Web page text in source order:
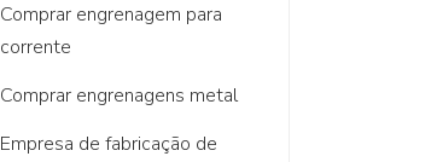
Comprar engrenagem para
corrente
Comprar engrenagens metal
Empresa de fabricação de